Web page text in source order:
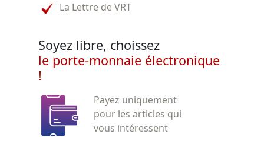
La Lettre de VRT
Soyez libre, choissez
le porte-monnaie électronique
!
Payez uniquement
pour les articles qui
vous intéressent